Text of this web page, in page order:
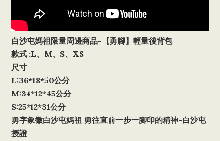
白沙屯媽祖限量周邊商品-【勇腳】輕量後背包
款式 :L、M、S、XS
尺寸
L:36*18*50公分
M:34*12*45公分
S:25*12*31公分
勇字象徵白沙屯媽祖 勇往直前一步一腳印的精神-白沙屯
授證